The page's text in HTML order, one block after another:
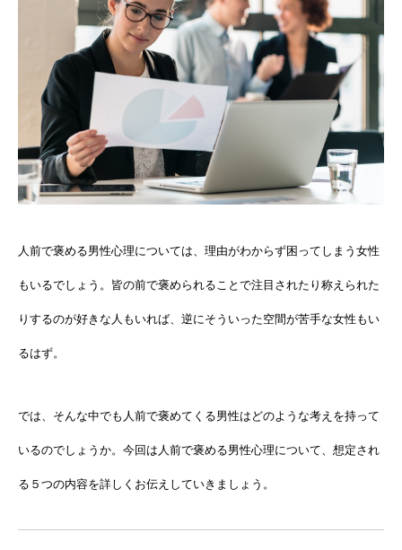
人前で褒める男性心理については、理由がわからず困ってしまう女性
もいるでしょう。皆の前で褒められることで注目されたり称えられた
りするのが好きな人もいれば、逆にそういった空間が苦手な女性もい
るはず。
では、そんな中でも人前で褒めてくる男性はどのような考えを持って
いるのでしょうか。今回は人前で褒める男性心理について、想定され
る５つの内容を詳しくお伝えしていきましょう。